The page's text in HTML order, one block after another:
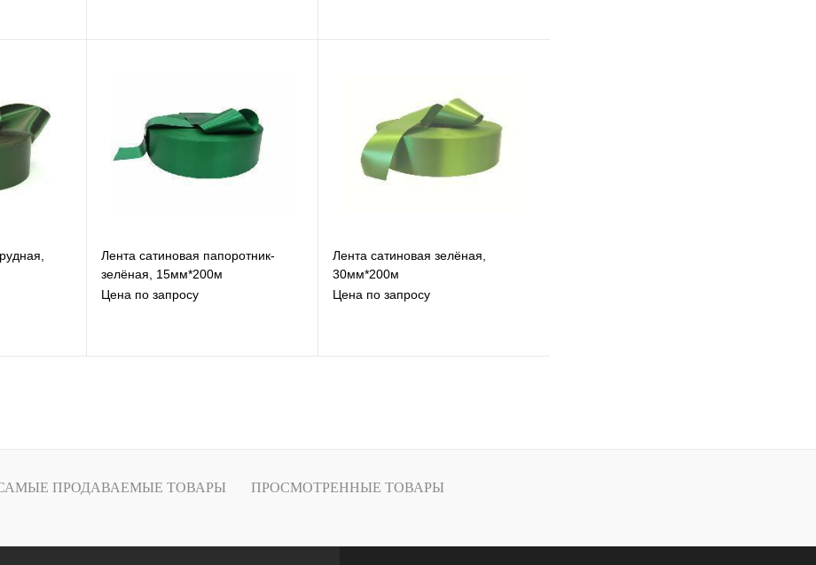
Под заказ
К сравнению
Под заказ
Лента сатиновая папоротник-
зелёная, 15мм*200м
Цена по запросу
Лента сатиновая зелёная,
30мм*200м
Цена по запросу
ПРОДАВАЕМЫЕ ТОВАРЫ ПРОСМОТРЕННЫЕ ТОВАРЫ